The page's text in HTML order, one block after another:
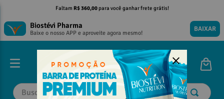
Faltam R$ 360,00para você ganhar frete grátis!
Biostévi Pharma
Baixe o nosso APP e aproveite agora mesmo! BAIXAR
Buscar